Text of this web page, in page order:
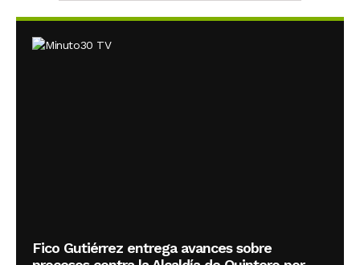
Fico Gutiérrez entrega avances sobre